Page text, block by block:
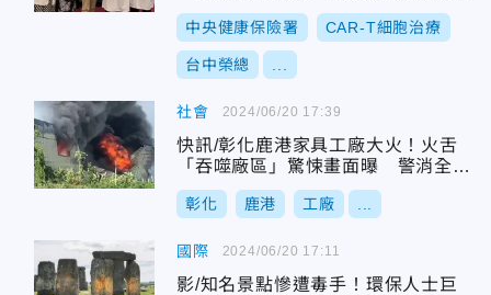
消失
中央健康保險署 CAR-T細胞治療
台中榮總
社會
快訊/彰化鹿港家具工廠大火！火舌
「吞噬廠區」驚悚畫面曝 警消全力
灌救中
彰化 鹿港 工廠
2024/06/20 17:39
國際
影/知名景點慘遭毒手！環保人士巨
2024/06/20 17:11